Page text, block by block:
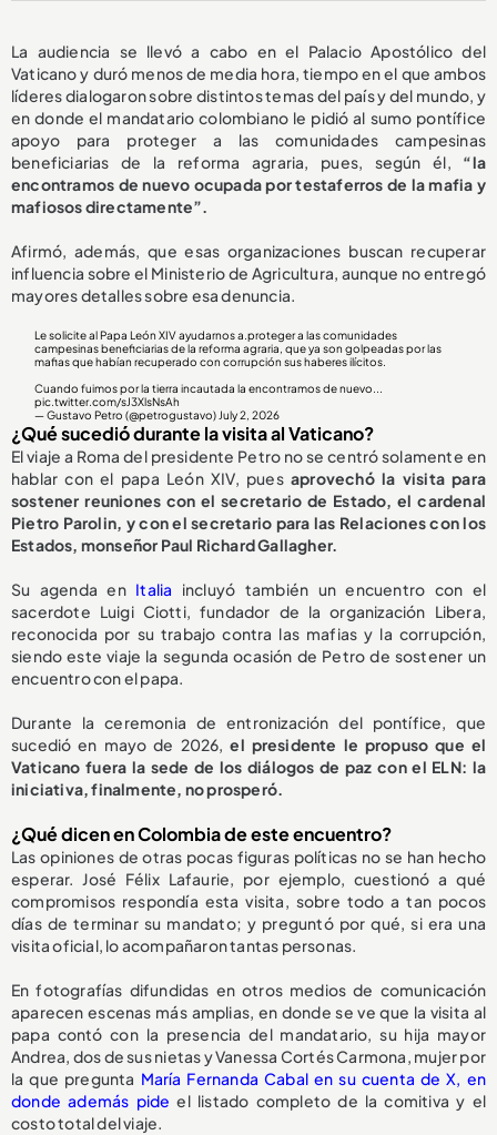
La audiencia se llevó a cabo en el Palacio Apostólico del
Vaticano y duró menos de media hora, tiempo en el que ambos
líderes dialogaron sobre distintos temas del país y del mundo, y
en donde el mandatario colombiano le pidió al sumo pontífice
apoyo para proteger a las comunidades campesinas
beneficiarias de la reforma agraria, pues, según él, “la
encontramos de nuevo ocupada por testaferros de la mafia y
mafiosos directamente”.
Afirmó, además, que esas organizaciones buscan recuperar
influencia sobre el Ministerio de Agricultura, aunque no entregó
mayores detalles sobre esa denuncia.
Le solicite al Papa León XIV ayudarnos a.proteger a las comunidades
campesinas beneficiarias de la reforma agraria, que ya son golpeadas por las
mafias que habían recuperado con corrupción sus haberes ilícitos.
Cuando fuimos por la tierra incautada la encontramos de nuevo...
pic.twitter.com/sJ3XlsNsAh
— Gustavo Petro (@petrogustavo) July 2, 2026
¿Qué sucedió durante la visita al Vaticano?
El viaje a Roma del presidente Petro no se centró solamente en
hablar con el papa León XIV, puesaprovechó la visita para
sostener reuniones con el secretario de Estado, el cardenal
Pietro Parolin, y con el secretario para las Relaciones con los
Estados, monseñor Paul Richard Gallagher.
Su agenda en Italia incluyó también un encuentro con el
sacerdote Luigi Ciotti, fundador de la organización Libera,
reconocida por su trabajo contra las mafias y la corrupción,
siendo este viaje la segunda ocasión de Petro de sostener un
encuentro con el papa.
Durante la ceremonia de entronización del pontífice, que
sucedió en mayo de 2026,el presidente le propuso que el
Vaticano fuera la sede de los diálogos de paz con el ELN: la
iniciativa, finalmente, no prosperó.
¿Qué dicen en Colombia de este encuentro?
Las opiniones de otras pocas figuras políticas no se han hecho
esperar. José Félix Lafaurie, por ejemplo, cuestionó a qué
compromisos respondía esta visita, sobre todo a tan pocos
días de terminar su mandato; y preguntó por qué, si era una
visita oficial, lo acompañaron tantas personas.
En fotografías difundidas en otros medios de comunicación
aparecen escenas más amplias, en donde se ve que la visita al
papa contó con la presencia del mandatario, su hija mayor
Andrea, dos de sus nietas y Vanessa Cortés Carmona, mujer por
la que pregunta María Fernanda Cabal en su cuenta de X, en
donde además pideel listado completo de la comitiva y el
costo total del viaje.